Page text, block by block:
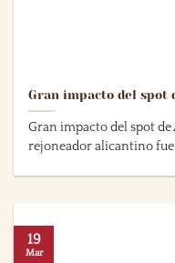
Gran impacto del spot
Gran impacto del spot de
rejoneador alicantino fue
19
Mar